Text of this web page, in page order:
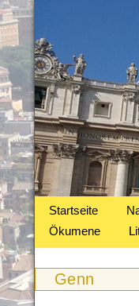
Startseite
Ökumene
Genn